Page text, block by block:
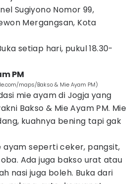
Sugiyono Nomor 99,
Mergangsan, Kota
setiap hari, pukul 18.30-
PM
maps/Bakso & Mie Ayam PM)
mie ayam di Jogja yang
Bakso & Mie Ayam PM. Mie
kuahnya bening tapi gak
seperti ceker, pangsit,
Ada juga bakso urat atau
nasi juga boleh. Buka dari